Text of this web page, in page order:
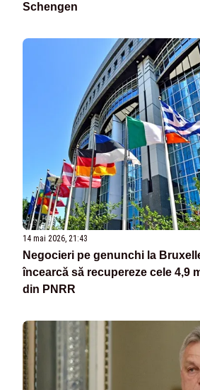
Schengen
14 mai 2026, 21:43
Negocieri pe genunchi la
încearcă să recupereze cele 4,9
din PNRR